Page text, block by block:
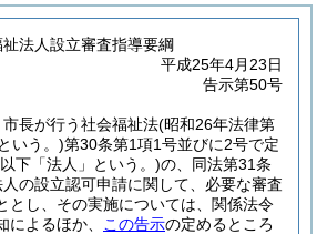
法人設立審査指導要綱
平成25年4月23日
告示第50号
市長が行う社会福祉法(昭和26年法律第
いう。)第30条第1項1号並びに2号で定
下「法人」という。)の、同法第31条
の設立認可申請に関して、必要な審査
とし、その実施については、関係法令
によるほか、
この告示の定めるところ